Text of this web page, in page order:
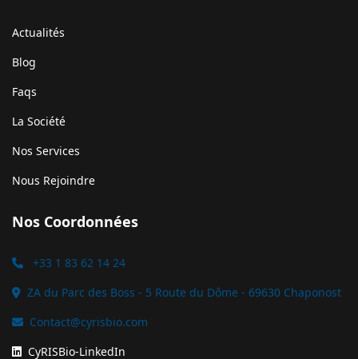
Actualités
Blog
Faqs
La Société
Nos Services
Nous Rejoindre
Nos Coordonnées
+33 1 83 62 14 24
ZA du Parc des Boss - 5 Route du Dôme - 69630 Chaponost
Contact@cyrisbio.com
CyRISBio-LinkedIn